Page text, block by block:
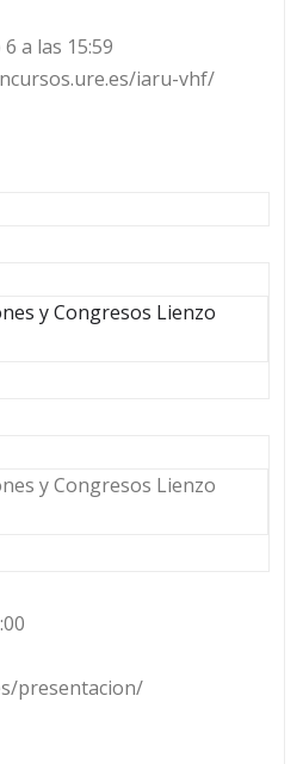
a las 15:59
iaru-vhf/
y Congresos Lienzo
y Congresos Lienzo
presentacion/